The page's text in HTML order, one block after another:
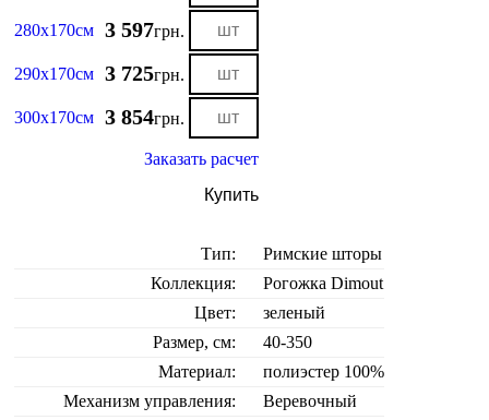
280х170см 3 597грн.
290х170см 3 725грн.
300х170см 3 854грн.
Заказать расчет
Купить
Тип:
Римские шторы
Коллекция:
Рогожка Dimout
Цвет:
зеленый
Размер, см:
40-350
Материал:
полиэстер 100%
Механизм управления:
Веревочный